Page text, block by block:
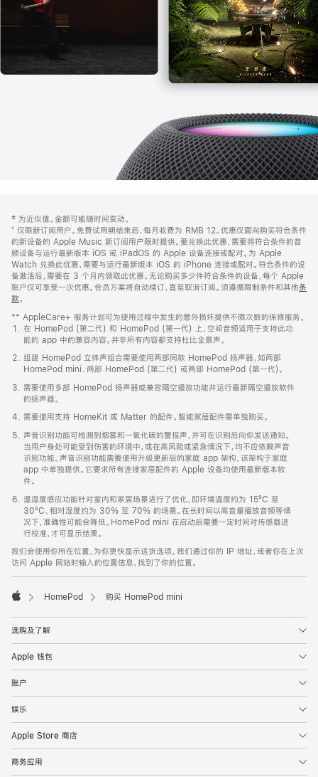
页
页
脚
注
‡ 为近似值。金额可能随时间变动。
⁺ 仅限新订阅用户。免费试用期结束后，每月收费为 RMB 12。优惠仅面向购买符合条件
的新设备的 Apple Music 新订阅用户限时提供。要兑换此优惠，需要将符合条件的音
频设备与运行最新版本 iOS 或 iPadOS 的 Apple 设备连接或配对。为 Apple
Watch 兑换此优惠，需要与运行最新版本 iOS 的 iPhone 连接或配对。符合条件的设
备激活后，需要在 3 个月内领取此优惠。无论购买多少件符合条件的设备，每个 Apple
账户仅可享受一次优惠。会员方案将自动续订，直至取消订阅。须遵循限制条件和其他条
款。
窗
口
中
打
开)
** AppleCare+ 服务计划可为使用过程中发生的意外损坏提供不限次数的保修服务。
在 HomePod (第二代) 和 HomePod (第一代) 上，空间音频适用于支持此功
能的 app 中的兼容内容。并非所有内容都支持杜比全景声。
组建 HomePod 立体声组合需要使用两部同款 HomePod 扬声器，如两部
HomePod mini、两部 HomePod (第二代) 或两部 HomePod (第一代)。
需要使用多部 HomePod 扬声器或兼容隔空播放功能并运行最新隔空播放软件
的扬声器。
需要使用支持 HomeKit 或 Matter 的配件。智能家居配件需单独购买。
声音识别功能可检测到烟雾和一氧化碳的警报声，并可在识别后向你发送通知。
当用户身处可能受到伤害的环境中，或在高风险或紧急情况下，均不应依赖声音
识别功能。声音识别功能需要使用升级更新后的家庭 app 架构，该架构于家庭
app 中单独提供。它要求所有连接家居配件的 Apple 设备均使用最新版本软
件。
温湿度感应功能针对室内和家居场景进行了优化，即环境温度约为 15ºC 至
30ºC、相对湿度约为 30% 至 70% 的场景。在长时间以高音量播放音频等情
况下，准确性可能会降低。HomePod mini 在启动后需要一定时间对传感器进
行校准，才可显示结果。
我们会使用你所在位置，为你更快显示送货选项。我们通过你的 IP 地址，或者你在上次
访问 Apple 网站时输入的位置信息，找到了你的位置。
HomePod 购买 HomePod mini
选购及了解
Apple 钱包
账户
娱乐
Apple Store 商店
商务应用